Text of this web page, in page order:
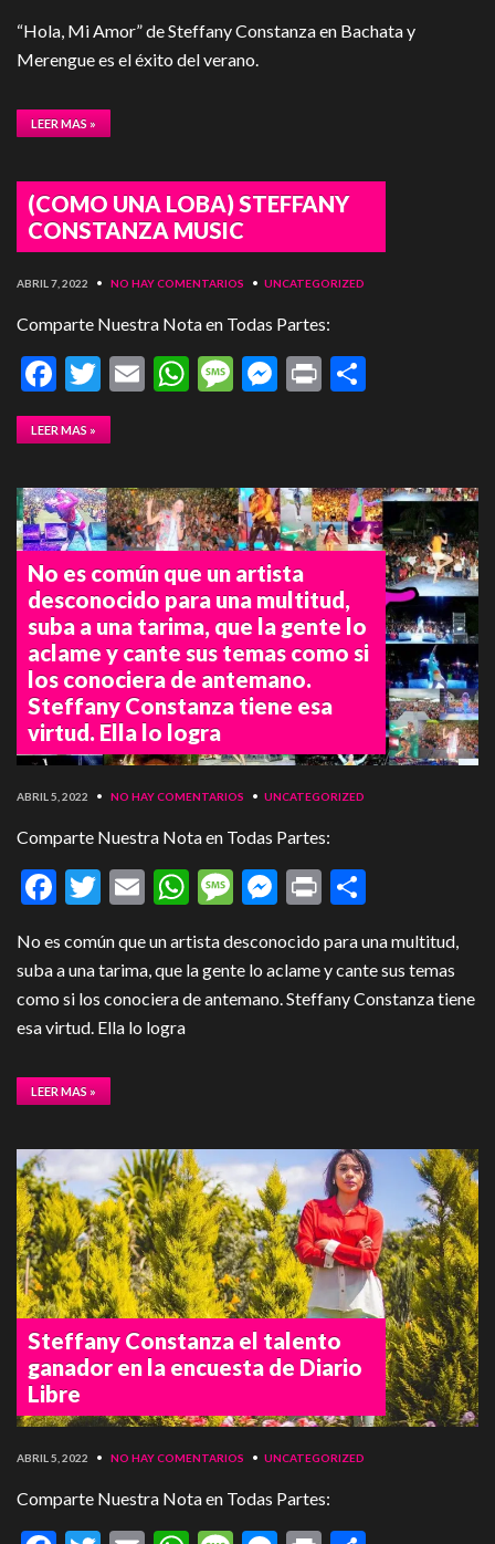
“Hola, Mi Amor” de Steffany Constanza en Bachata y
Merengue es el éxito del verano.
LEER MAS »
(COMO UNA LOBA) STEFFANY
CONSTANZA MUSIC
ABRIL 7, 2022 • NO HAY COMENTARIOS • UNCATEGORIZED
Comparte Nuestra Nota en Todas Partes:
Facebook
Twitter
EmailWhatsApp
Message
Messenger
Print
LEER MAS »
No es común que un artista
desconocido para una multitud,
suba a una tarima, que la gente lo
aclame y cante sus temas como si
los conociera de antemano.
Steffany Constanza tiene esa
virtud. Ella lo logra
ABRIL 5, 2022 • NO HAY COMENTARIOS • UNCATEGORIZED
Comparte Nuestra Nota en Todas Partes:
Facebook
Twitter
EmailWhatsApp
Message
Messenger
Print
No es común que un artista desconocido para una multitud,
suba a una tarima, que la gente lo aclame y cante sus temas
como si los conociera de antemano. Steffany Constanza tiene
esa virtud. Ella lo logra
LEER MAS »
Steffany Constanza el talento
ganador en la encuesta de Diario
Libre
ABRIL 5, 2022 • NO HAY COMENTARIOS • UNCATEGORIZED
Comparte Nuestra Nota en Todas Partes: